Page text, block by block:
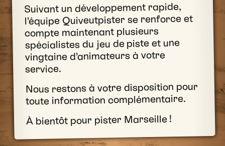
Suivant un développement rapide,
l’équipe Quiveutpister se renforce et
compte maintenant plusieurs
spécialistes du jeu de piste et une
vingtaine d’animateurs à votre
service.
Nous restons à votre disposition pour
toute information complémentaire.
À bientôt pour pister Marseille !